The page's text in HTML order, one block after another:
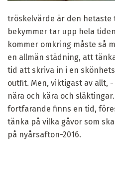
tröskelvärde är den hetaste
bekymmer tar upp hela
kommer omkring måste så
en allmän städning, att
tid att skriva in i en
outfit. Men, viktigast av allt,
nära och kära och
fortfarande finns en tid,
tänka på vilka gåvor som
på nyårsafton-2016.